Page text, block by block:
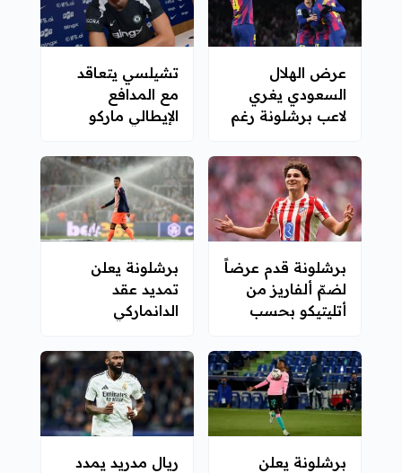
عرض الهلال
السعودي يغري
لاعب برشلونة رغم
تشيلسي يتعاقد
مع المدافع
الإيطالي ماركو
برشلونة قدم عرضاً
لضمّ ألفاريز من
أتليتيكو بحسب
برشلونة يعلن
تمديد عقد
الدانماركي
برشلونة يعلن
ريال مدريد يمدد